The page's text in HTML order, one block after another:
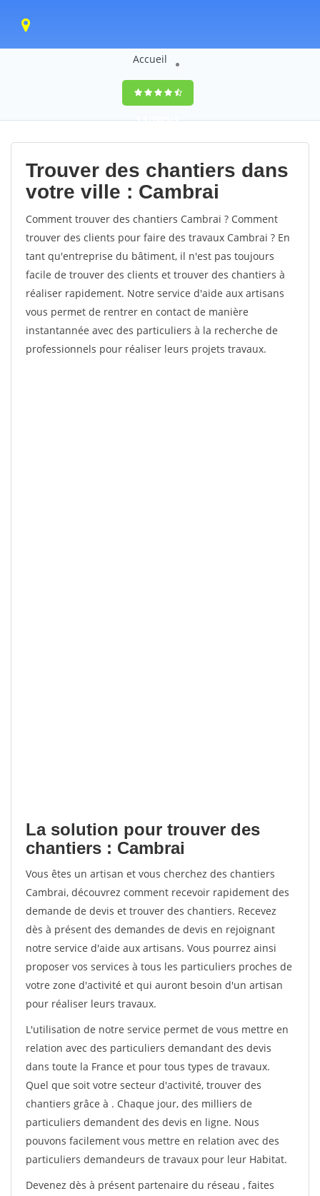
Accueil
9,4(100%)0
votes
Trouver des chantiers dans
votre ville : Cambrai
Comment trouver des chantiers Cambrai ? Comment
trouver des clients pour faire des travaux Cambrai ? En
tant qu'entreprise du bâtiment, il n'est pas toujours
facile de trouver des clients et trouver des chantiers à
réaliser rapidement. Notre service d'aide aux artisans
vous permet de rentrer en contact de manière
instantannée avec des particuliers à la recherche de
professionnels pour réaliser leurs projets travaux.
La solution pour trouver des
chantiers : Cambrai
Vous êtes un artisan et vous cherchez des chantiers
Cambrai, découvrez comment recevoir rapidement des
demande de devis et trouver des chantiers. Recevez
dès à présent des demandes de devis en rejoignant
notre service d'aide aux artisans. Vous pourrez ainsi
proposer vos services à tous les particuliers proches de
votre zone d'activité et qui auront besoin d'un artisan
pour réaliser leurs travaux.
L'utilisation de notre service permet de vous mettre en
relation avec des particuliers demandant des devis
dans toute la France et pour tous types de travaux.
Quel que soit votre secteur d'activité, trouver des
chantiers grâce à . Chaque jour, des milliers de
particuliers demandent des devis en ligne. Nous
pouvons facilement vous mettre en relation avec des
particuliers demandeurs de travaux pour leur Habitat.
Devenez dès à présent partenaire du réseau , faites